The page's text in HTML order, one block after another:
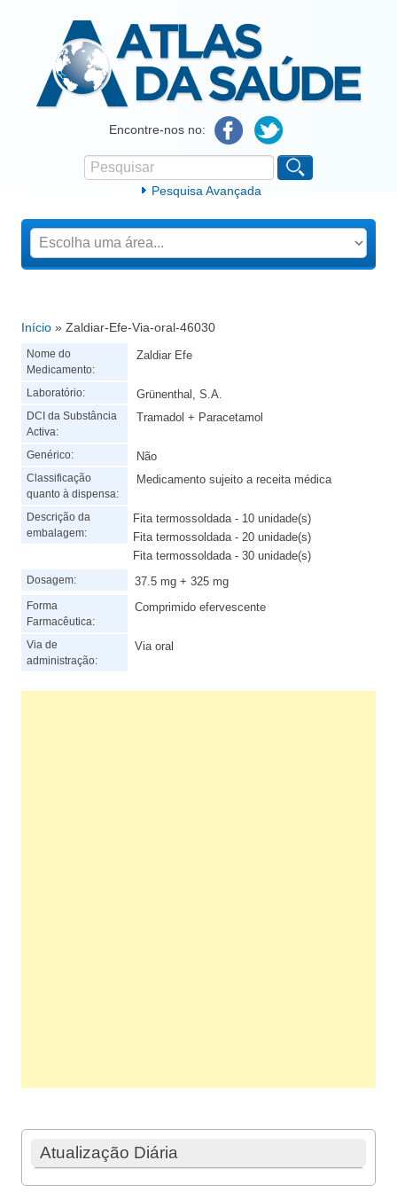
Atlas da SaúdeEncontre-nos no:
Formulário de procura
Pesquisar
Pesquisa Avançada
Está aqui
Início » Zaldiar-Efe-Via-oral-46030
Nome do
Medicamento:
Zaldiar Efe
Laboratório: Grünenthal, S.A.
DCI da Substância
Activa:
Tramadol + Paracetamol
Genérico: Não
Classificação
quanto à dispensa:
Medicamento sujeito a receita médica
Descrição da
embalagem:
Fita termossoldada - 10 unidade(s)
Fita termossoldada - 20 unidade(s)
Fita termossoldada - 30 unidade(s)
Dosagem: 37.5 mg + 325 mg
Forma
Farmacêutica:
Comprimido efervescente
Via de
administração:
Via oral
Atualização Diária